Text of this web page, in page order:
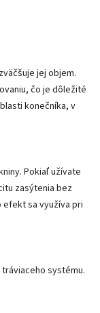
jej objem.
čo je dôležité
konečníka, v
Pokiaľ užívate
zasýtenia bez
sa využíva pri
systému.